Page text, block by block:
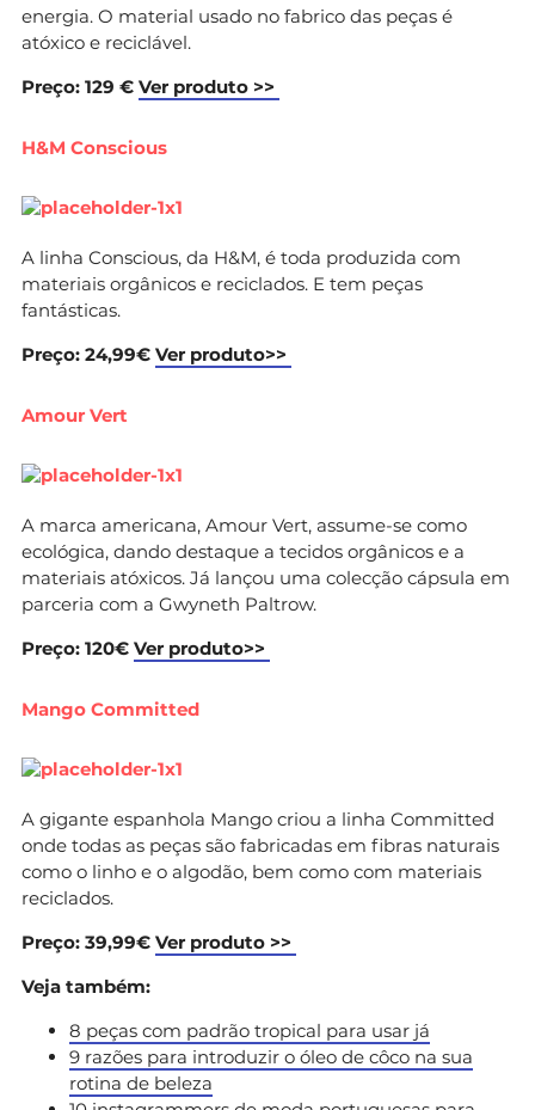
energia. O material usado no fabrico das peças é
atóxico e reciclável.
Preço: 129 € Ver produto >>
H&M Conscious
A linha Conscious, da H&M, é toda produzida com
materiais orgânicos e reciclados. E tem peças
fantásticas.
Preço: 24,99€ Ver produto>>
Amour Vert
A marca americana, Amour Vert, assume-se como
ecológica, dando destaque a tecidos orgânicos e a
materiais atóxicos. Já lançou uma colecção cápsula em
parceria com a Gwyneth Paltrow.
Preço: 120€ Ver produto>>
Mango Committed
A gigante espanhola Mango criou a linha Committed
onde todas as peças são fabricadas em fibras naturais
como o linho e o algodão, bem como com materiais
reciclados.
Preço: 39,99€ Ver produto >>
Veja também:
8 peças com padrão tropical para usar já
9 razões para introduzir o óleo de côco na sua
rotina de beleza